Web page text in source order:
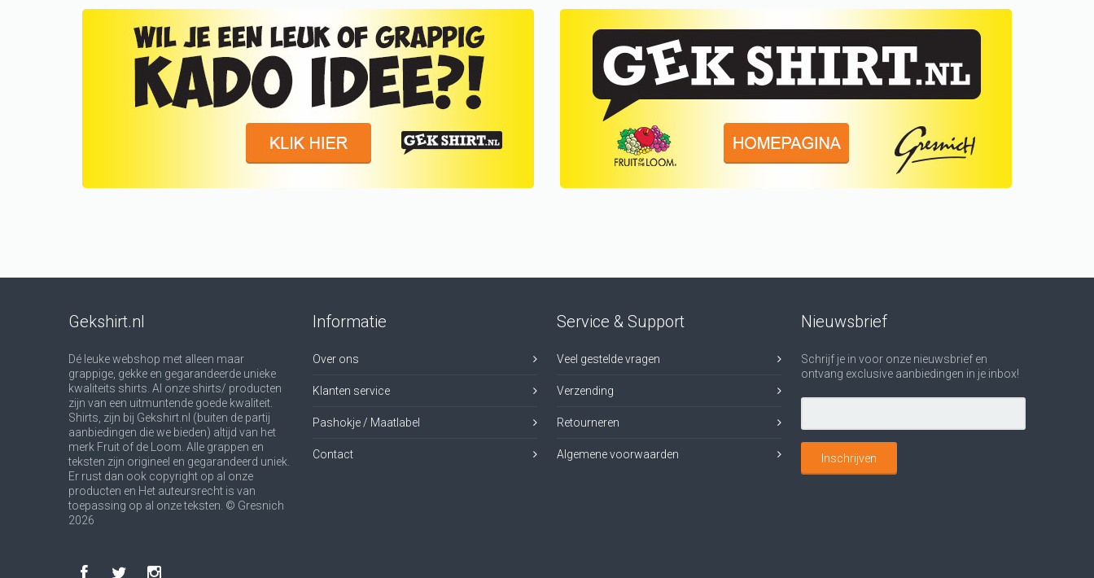
Gekshirt.nl
Dé leuke webshop met alleen maar
grappige, gekke en gegarandeerde unieke
kwaliteits shirts. Al onze shirts/ producten
zijn van een uitmuntende goede kwaliteit.
Shirts, zijn bij Gekshirt.nl (buiten de partij
aanbiedingen die we bieden) altijd van het
merk Fruit of de Loom. Alle grappen en
teksten zijn origineel en gegarandeerd uniek.
Er rust dan ook copyright op al onze
producten en Het auteursrecht is van
toepassing op al onze teksten. © Gresnich
2026
Informatie
Over ons
Klanten service
Pashokje / Maatlabel
Contact
Service & Support
Veel gestelde vragen
Verzending
Retourneren
Algemene voorwaarden
Nieuwsbrief
Schrijf je in voor onze nieuwsbrief en
ontvang exclusive aanbiedingen in je inbox!
Inschrijven